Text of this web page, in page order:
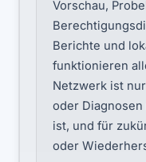
Vorschau,
Berichte und
funktionieren
Netzwerk ist
oder
ist, und für
oder